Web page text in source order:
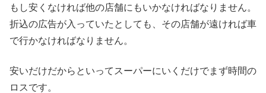
もし安くなければ他の店舗にもいかなければなりません。
折込の広告が入っていたとしても、その店舗が遠ければ車
で行かなければなりません。
安いだけだからといってスーパーにいくだけでまず時間の
ロスです。